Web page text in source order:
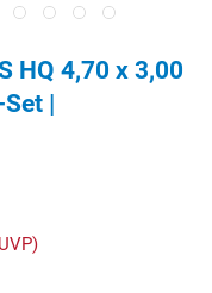
HQ 4,70 x 3,00
|